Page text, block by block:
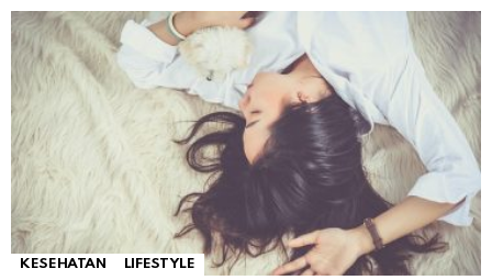
KESEHATAN LIFESTYLE